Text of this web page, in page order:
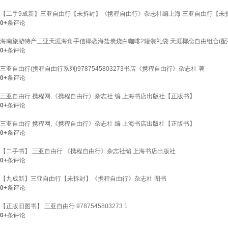
【二手9成新】三亚自由行【未拆封】《携程自由行》杂志社编上海 三亚自由行【未
0+条评论
海南旅游特产三亚天涯海角手信椰恋海盐炭烧白咖啡2罐装礼袋 天涯椰恋自由组合(
0+条评论
三亚自由行(携程自由行系列)9787545803273书店《携程自由行》杂志社 著
0+条评论
三亚自由行 携程网,《携程自由行》杂志社 编 上海书店出版社【正版书】
0+条评论
三亚自由行 携程网,《携程自由行》杂志社 编 上海书店出版社【正版书】
0+条评论
【二手书】 三亚自由行 《携程自由行》杂志社编 上海书店出版社
0+条评论
【九成新】三亚自由行【未拆封】《携程自由行》杂志社 图书
0+条评论
【正版旧图书】 三亚自由行 9787545803273 1
0+条评论